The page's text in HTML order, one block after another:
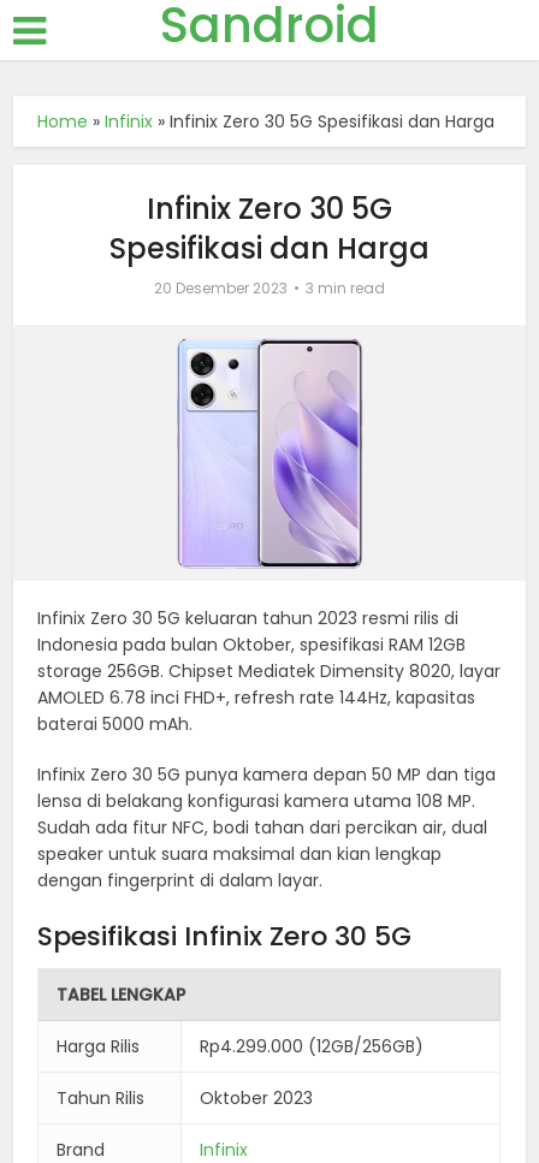
Sandroid
Home »Infinix »Infinix Zero 30 5G Spesifikasi dan Harga
Infinix Zero 30 5G
Spesifikasi dan Harga
20 Desember 2023 3 min read
Infinix Zero 30 5G keluaran tahun 2023 resmi rilis di
Indonesia pada bulan Oktober, spesifikasi RAM 12GB
storage 256GB. Chipset Mediatek Dimensity 8020, layar
AMOLED 6.78 inci FHD+, refresh rate 144Hz, kapasitas
baterai 5000 mAh.
Infinix Zero 30 5G punya kamera depan 50 MP dan tiga
lensa di belakang konfigurasi kamera utama 108 MP.
Sudah ada fitur NFC, bodi tahan dari percikan air, dual
speaker untuk suara maksimal dan kian lengkap
dengan fingerprint di dalam layar.
Spesifikasi Infinix Zero 30 5G
TABEL LENGKAP
Harga Rilis Rp4.299.000 (12GB/256GB)
Tahun Rilis Oktober 2023
Brand Infinix